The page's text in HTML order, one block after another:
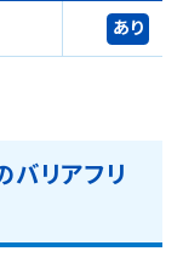
あり
バリアフリ